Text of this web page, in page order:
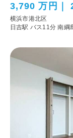
3,790 万円
横浜市港北区
日吉駅 バス11分 南綱